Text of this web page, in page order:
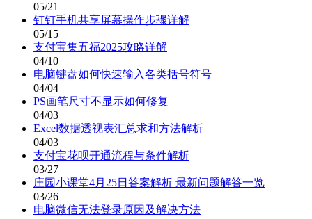
05/21
钉钉手机共享屏幕操作步骤详解
05/15
支付宝集五福2025攻略详解
04/10
电脑键盘如何快速输入各类括号符号
04/04
PS画笔尺寸不显示如何修复
04/03
Excel数据透视表汇总求和方法解析
04/03
支付宝花呗开通流程与条件解析
03/27
庄园小课堂4月25日答案解析 最新问题解答一览
03/26
电脑微信无法登录原因及解决方法